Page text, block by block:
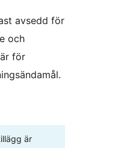
avsedd för
och
för
är